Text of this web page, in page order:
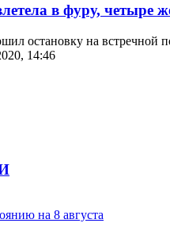
в фуру, четыре
остановку на
14:46
на 8 августа